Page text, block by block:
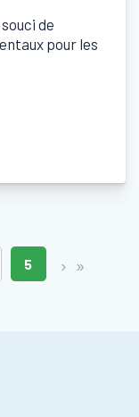
de
pour les
5 › »